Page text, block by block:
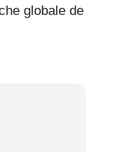
globale de